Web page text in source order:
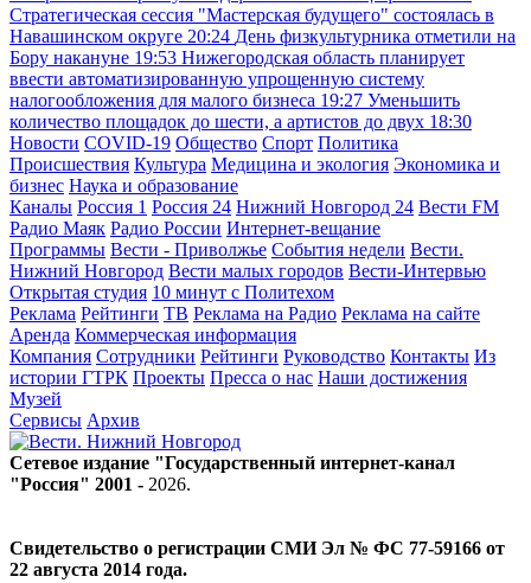
Стратегическая сессия "Мастерская будущего" состоялась в
Навашинском округе 20:24 День физкультурника отметили на
Бору накануне 19:53 Нижегородская область планирует
ввести автоматизированную упрощенную систему
налогообложения для малого бизнеса 19:27 Уменьшить
количество площадок до шести, а артистов до двух 18:30
Новости COVID-19 Общество Спорт Политика
Происшествия Культура Медицина и экология Экономика и
бизнес Наука и образование
Каналы Россия 1 Россия 24 Нижний Новгород 24 Вести FM
Радио Маяк Радио России Интернет-вещание
Программы Вести - Приволжье События недели Вести.
Нижний Новгород Вести малых городов Вести-Интервью
Открытая студия 10 минут с Политехом
Реклама Рейтинги ТВ Реклама на Радио Реклама на сайте
Аренда Коммерческая информация
Компания Сотрудники Рейтинги Руководство Контакты Из
истории ГТРК Проекты Пресса о нас Наши достижения
Музей
Сервисы Архив
Сетевое издание "Государственный интернет-канал
"Россия" 2001 - 2026.
Свидетельство о регистрации СМИ Эл № ФС 77-59166 от
22 августа 2014 года.